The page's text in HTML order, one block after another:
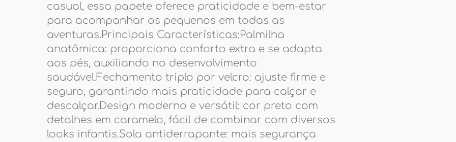
casual, essa papete oferece praticidade e bem-estar
para acompanhar os pequenos em todas as
aventuras.Principais Características:Palmilha
anatômica: proporciona conforto extra e se adapta
aos pés, auxiliando no desenvolvimento
saudável.Fechamento triplo por velcro: ajuste firme e
seguro, garantindo mais praticidade para calçar e
descalçar.Design moderno e versátil: cor preto com
detalhes em caramelo, fácil de combinar com diversos
looks infantis.Sola antiderrapante: mais segurança